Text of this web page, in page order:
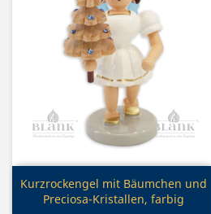
Vorschau
Kurzrockengel mit Bäumchen und
Preciosa-Kristallen, farbig